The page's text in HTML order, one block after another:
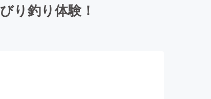
り釣り体験！